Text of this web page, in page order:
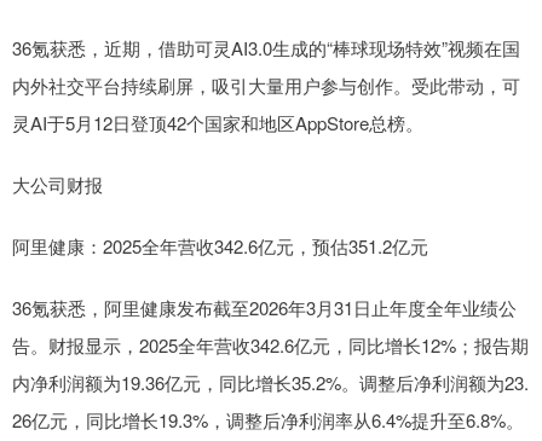
36氪获悉，近期，借助可灵AI3.0生成的“棒球现场特效”视频在国
内外社交平台持续刷屏，吸引大量用户参与创作。受此带动，可
灵AI于5月12日登顶42个国家和地区AppStore总榜。
大公司财报
阿里健康：2025全年营收342.6亿元，预估351.2亿元
36氪获悉，阿里健康发布截至2026年3月31日止年度全年业绩公
告。财报显示，2025全年营收342.6亿元，同比增长12%；报告期
内净利润额为19.36亿元，同比增长35.2%。调整后净利润额为23.
26亿元，同比增长19.3%，调整后净利润率从6.4%提升至6.8%。